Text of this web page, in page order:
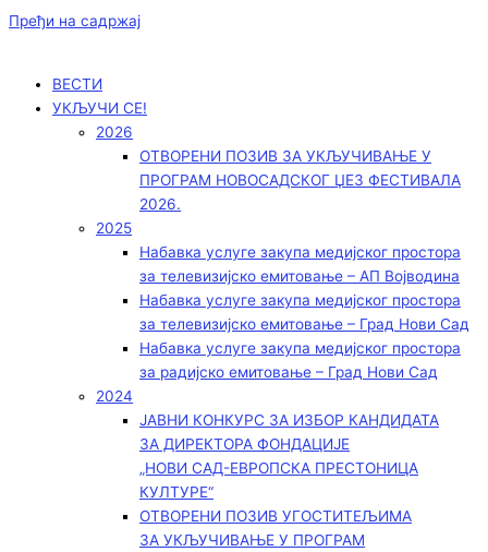
Пређи на садржај
ВЕСТИ
УКЉУЧИ СЕ!
2026
ОТВОРЕНИ ПОЗИВ ЗА УКЉУЧИВАЊЕ У
ПРОГРАМ НОВОСАДСКОГ ЏЕЗ ФЕСТИВАЛА
2026.
2025
Набавка услуге закупа медијског простора
за телевизијско емитовање – АП Војводинa
Набавка услуге закупа медијског простора
за телевизијско емитовање – Град Нови Сад
Набавка услуге закупа медијског простора
за радијско емитовање – Град Нови Сад
2024
ЈАВНИ КОНКУРС ЗА ИЗБОР КАНДИДАТА
ЗА ДИРЕКТОРА ФОНДАЦИЈЕ
„НОВИ САД-ЕВРОПСКА ПРЕСТОНИЦА
КУЛТУРЕ“
ОТВОРЕНИ ПОЗИВ УГОСТИТЕЉИМА
ЗА УКЉУЧИВАЊЕ У ПРОГРАМ